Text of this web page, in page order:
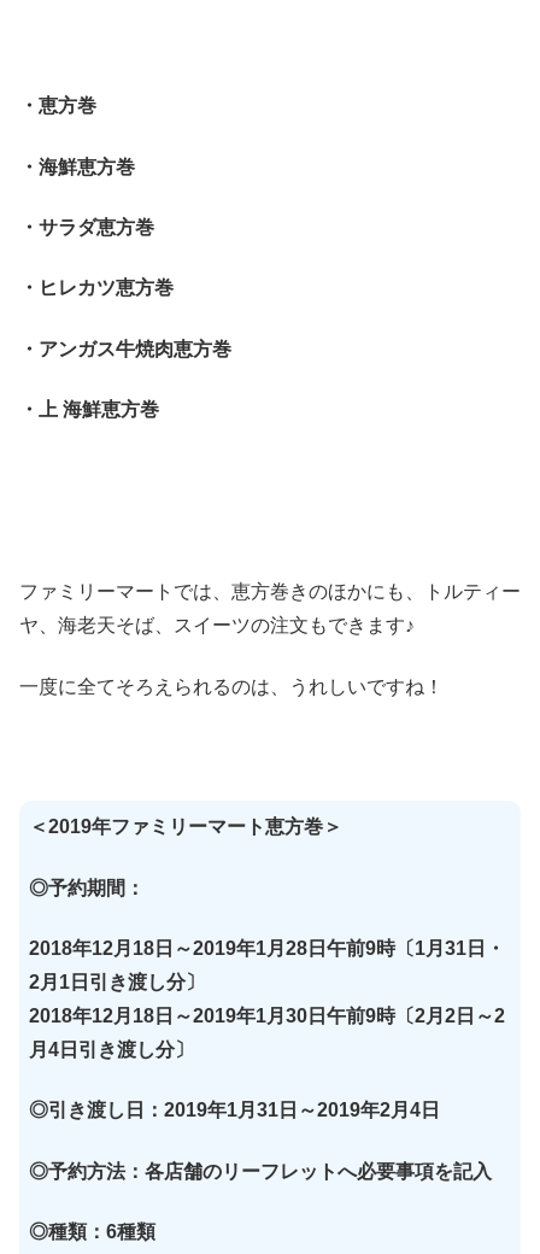
・恵方巻
・海鮮恵方巻
・サラダ恵方巻
・ヒレカツ恵方巻
・アンガス牛焼肉恵方巻
・上 海鮮恵方巻
ファミリーマートでは、恵方巻きのほかにも、トルティー
ヤ、海老天そば、スイーツの注文もできます♪
一度に全てそろえられるのは、うれしいですね！
＜2019年ファミリーマート恵方巻＞
◎予約期間：
2018年12月18日～2019年1月28日午前9時〔1月31日・
2月1日引き渡し分〕
2018年12月18日～2019年1月30日午前9時〔2月2日～2
月4日引き渡し分〕
◎引き渡し日：2019年1月31日～2019年2月4日
◎予約方法：各店舗のリーフレットへ必要事項を記入
◎種類：6種類